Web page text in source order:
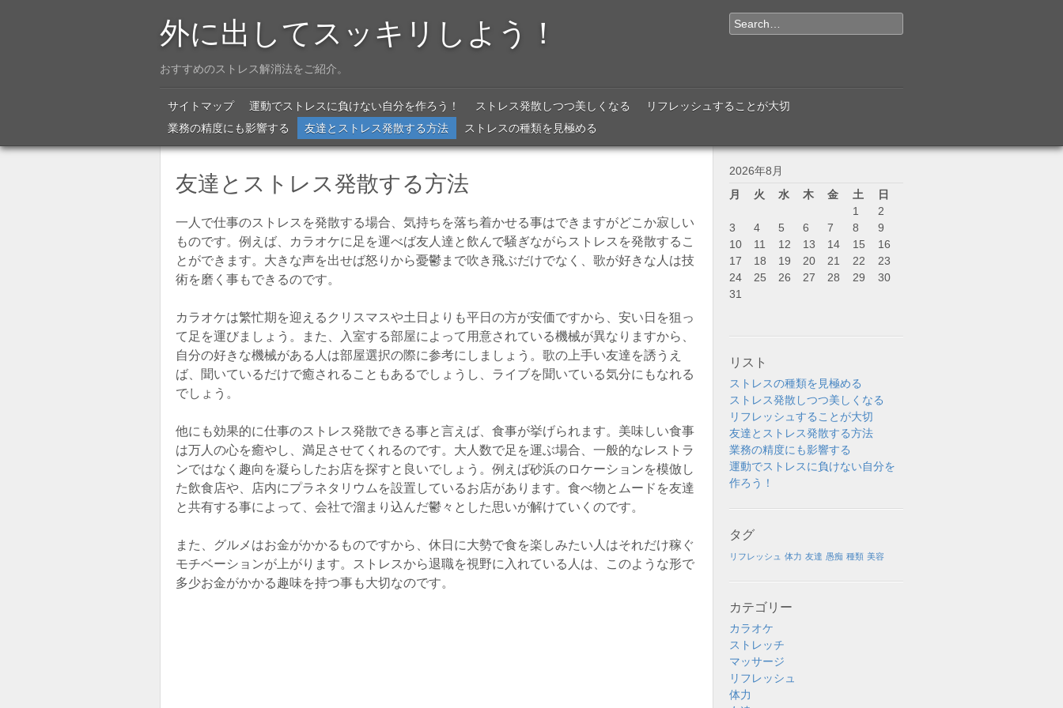
外に出してスッキリしよう！
おすすめのストレス解消法をご紹介。
Search
Menu
SKIP TO CONTENT
サイトマップ 運動でストレスに負けない自分を作ろう！ ストレス発散しつつ美しくなる
リフレッシュすることが大切
業務の精度にも影響する
友達とストレス発散する方法 ストレスの種類を見極める
友達とストレス発散する方法
一人で仕事のストレスを発散する場合、気持ちを落ち着かせる事はできますがどこか寂しい
ものです。例えば、カラオケに足を運べば友人達と飲んで騒ぎながらストレスを発散するこ
とができます。大きな声を出せば怒りから憂鬱まで吹き飛ぶだけでなく、歌が好きな人は技
術を磨く事もできるのです。
カラオケは繁忙期を迎えるクリスマスや土日よりも平日の方が安価ですから、安い日を狙っ
て足を運びましょう。また、入室する部屋によって用意されている機械が異なりますから、
自分の好きな機械がある人は部屋選択の際に参考にしましょう。歌の上手い友達を誘うえ
ば、聞いているだけで癒されることもあるでしょうし、ライブを聞いている気分にもなれる
でしょう。
他にも効果的に仕事のストレス発散できる事と言えば、食事が挙げられます。美味しい食事
は万人の心を癒やし、満足させてくれるのです。大人数で足を運ぶ場合、一般的なレストラ
ンではなく趣向を凝らしたお店を探すと良いでしょう。例えば砂浜のロケーションを模倣し
た飲食店や、店内にプラネタリウムを設置しているお店があります。食べ物とムードを友達
と共有する事によって、会社で溜まり込んだ鬱々とした思いが解けていくのです。
また、グルメはお金がかかるものですから、休日に大勢で食を楽しみたい人はそれだけ稼ぐ
モチベーションが上がります。ストレスから退職を視野に入れている人は、このような形で
多少お金がかかる趣味を持つ事も大切なのです。
2026年8月
月
火 水 木 金 土
日
1
2
3
4 5 6 7 8
9
10
11 12 13 14 15
16
17
18 19 20 21 22
23
24
25 26 27 28 29
30
31
リスト
ストレスの種類を見極める
ストレス発散しつつ美しくなる
リフレッシュすることが大切
友達とストレス発散する方法
業務の精度にも影響する
運動でストレスに負けない自分を
作ろう！
タグ
リフレッシュ 体力 友達 愚痴 種類 美容
カテゴリー
カラオケ
ストレッチ
マッサージ
リフレッシュ
体力